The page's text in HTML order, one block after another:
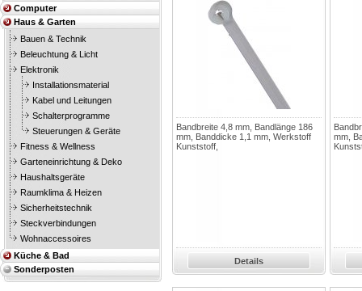
Computer
Haus & Garten
Bauen & Technik
Beleuchtung & Licht
Elektronik
Installationsmaterial
Kabel und Leitungen
Schalterprogramme
Steuerungen & Geräte
Fitness & Wellness
Garteneinrichtung & Deko
Haushaltsgeräte
Raumklima & Heizen
Sicherheitstechnik
Steckverbindungen
Wohnaccessoires
Küche & Bad
Sonderposten
Bandbreite 4,8 mm, Bandlänge 186
mm, Banddicke 1,1 mm, Werkstoff
Kunststoff,
Details
mm,